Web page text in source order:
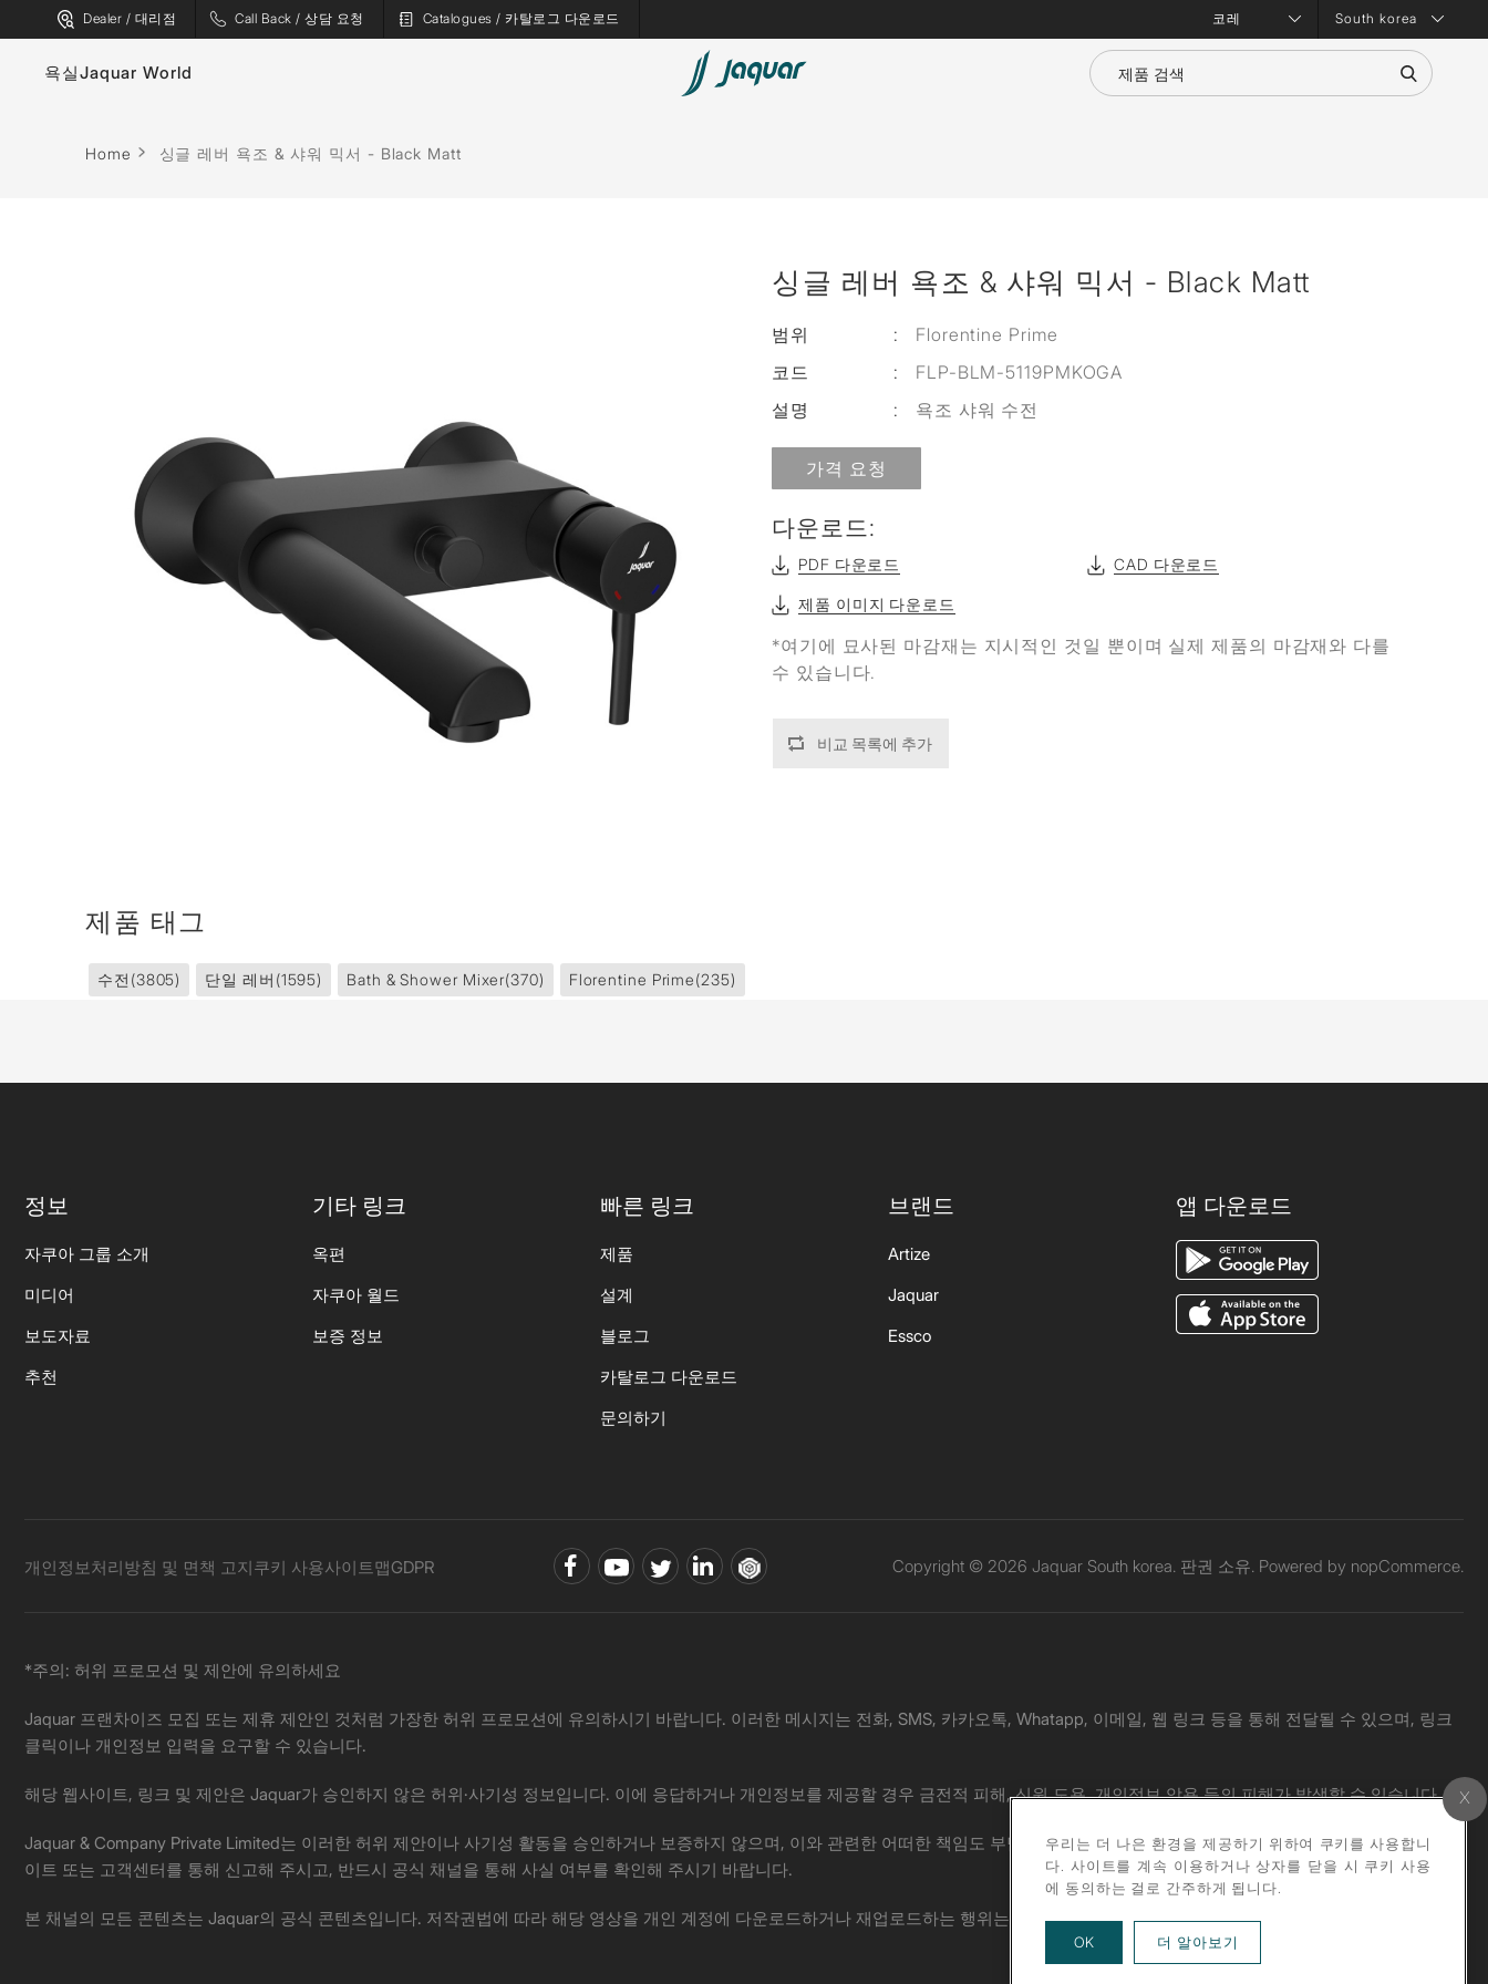
Dealer / 대리점 Call Back / 상담 요청 Catalogues / 카탈로그 다운로드 South korea
욕실
수도꼭지 욕조
Jaquar World
Home 싱글 레버 욕조 & 샤워 믹서 - Black Matt
싱글 레버 욕조 & 샤워 믹서 - Black Matt
범위 :
Florentine Prime
코드
:
FLP-BLM-5119PMKOGA
설명
: 욕조 샤워 수전
가격 요청
다운로드:
PDF 다운로드 CAD 다운로드
제품 이미지 다운로드
*여기에 묘사된 마감재는 지시적인 것일 뿐이며 실제 제품의 마감재와 다를
수 있습니다.
비교 목록에 추가
제품 태그
수전 (3805) 단일 레버 (1595) Bath & Shower Mixer(370) Florentine Prime(235)
정보
자쿠아 그룹 소개
미디어
보도자료
추천
기타 링크
옥편
자쿠아 월드
보증 정보
빠른 링크
제품
설계
블로그
카탈로그 다운로드
문의하기
브랜드
Artize
Jaquar
Essco
앱 다운로드
개인정보처리방침 및 면책 고지쿠키 사용사이트맵GDPR Copyright © 2026 Jaquar South korea. 판권 소유. Powered by nopCommerce.
*주의: 허위 프로모션 및 제안에 유의하세요
Jaquar 프랜차이즈 모집 또는 제휴 제안인 것처럼 가장한 허위 프로모션에 유의하시기 바랍니다. 이러한 메시지는 전화, SMS, 카카오톡, Whatapp, 이메일, 웹 링크 등을 통해 전달될 수 있으며, 링크
클릭이나 개인정보 입력을 요구할 수 있습니다.
해당 웹사이트, 링크 및 제안은 Jaquar가 승인하지 않은 허위·사기성 정보입니다. 이에 응답하거나 개인정보를 제공할 경우 금전적 피해, 신원 도용, 개인정보 악용 등의 피해가 발생할 수 있습니다.
Jaquar & Company Private Limited는 이러한 허위 제안이나 사기성 활동을 승인하거나 보증하지 않으며, 이와 관련한 어떠한 책임도 부담하지 않습니다. 의심스러운 메시지를 받으신 경우, 공식 웹사
이트 또는 고객센터를 통해 신고해 주시고, 반드시 공식 채널을 통해 사실 여부를 확인해 주시기 바랍니다.
본 채널의 모든 콘텐츠는 Jaquar의 공식 콘텐츠입니다. 저작권법에 따라 해당 영상을 개인 계정에 다운로드하거나 재업로드하는 행위는 엄격히 금지됩니다.
우리는 더 나은 환경을 제공하기 위하여 쿠키를 사용합니
다. 사이트를 계속 이용하거나 상자를 닫을 시 쿠키 사용
에 동의하는 걸로 간주하게 됩니다.
OK 더 알아보기